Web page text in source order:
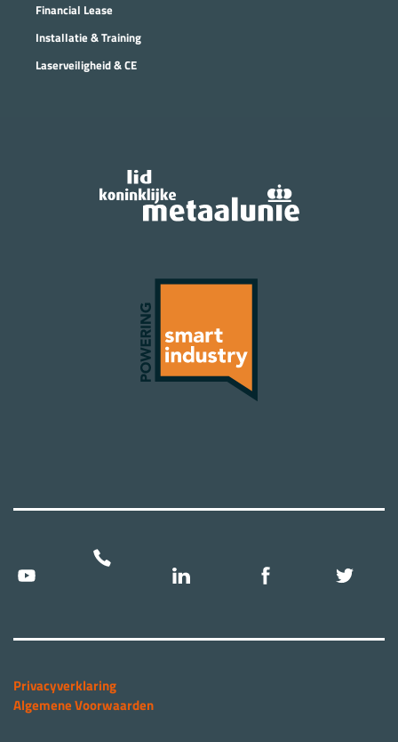
Financial Lease
Installatie & Training
Laserveiligheid & CE
Privacyverklaring
Algemene Voorwaarden